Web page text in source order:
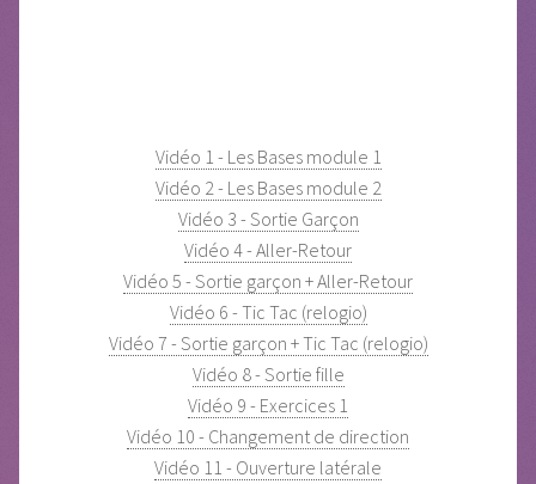
Vidéo 1 - Les Bases module 1
Vidéo 2 - Les Bases module 2
Vidéo 3 - Sortie Garçon
Vidéo 4 - Aller-Retour
Vidéo 5 - Sortie garçon + Aller-Retour
Vidéo 6 - Tic Tac (relogio)
Vidéo 7 - Sortie garçon + Tic Tac (relogio)
Vidéo 8 - Sortie fille
Vidéo 9 - Exercices 1
Vidéo 10 - Changement de direction
Vidéo 11 - Ouverture latérale